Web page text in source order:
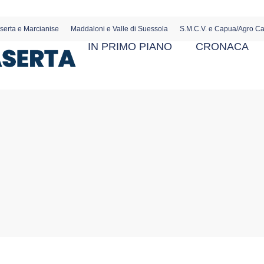
e Marcianise Maddaloni e Valle di Suessola S.M.C.V. e Capua/Agro
IN PRIMO PIANO CRONACA